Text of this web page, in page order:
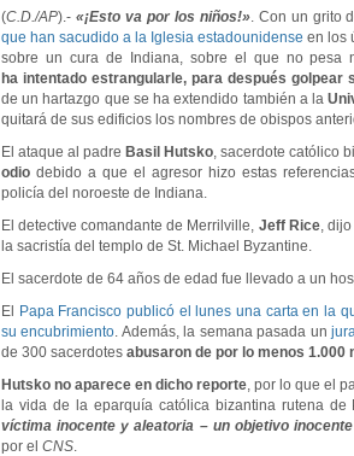
(C.D./AP).- «¡Esto va por los niños!». Con un grito
que han sacudido a la Iglesia estadounidense en los
sobre un cura de Indiana, sobre el que no pesa
ha intentado estrangularle, para después golpear
de un hartazgo que se ha extendido también a la
quitará de sus edificios los nombres de obispos
El ataque al padre Basil Hutsko, sacerdote católico
odio debido a que el agresor hizo estas
policía del noroeste de Indiana.
El detective comandante de Merrilville, Jeff Rice,
la sacristía del templo de St. Michael Byzantine.
El sacerdote de 64 años de edad fue llevado a un
El
Papa Francisco publicó el lunes una carta en la
su encubrimiento. Además, la semana pasada un
de 300 sacerdotes abusaron de por lo menos 1.000
Hutsko no aparece en dicho reporte, por lo que el
la vida de la eparquía católica bizantina rutena
víctima inocente y aleatoria – un objetivo
por el CNS.